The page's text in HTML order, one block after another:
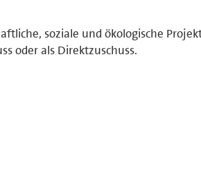
soziale und ökologische
oder als Direktzuschuss.